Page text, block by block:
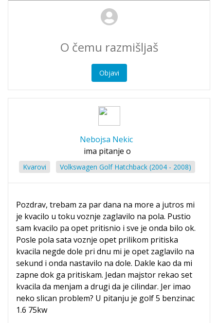
Objavi
Nebojsa Nekic
ima pitanje o
Kvarovi Volkswagen Golf Hatchback (2004 - 2008)
Pozdrav, trebam za par dana na more a jutros mi
je kvacilo u toku voznje zaglavilo na pola. Pustio
sam kvacilo pa opet pritisnio i sve je onda bilo ok.
Posle pola sata voznje opet prilikom pritiska
kvacila negde dole pri dnu mi je opet zaglavilo na
sekund i onda nastavilo na dole. Dakle kao da mi
zapne dok ga pritiskam. Jedan majstor rekao set
kvacila da menjam a drugi da je cilindar. Jer imao
neko slican problem? U pitanju je golf 5 benzinac
1.6 75kw